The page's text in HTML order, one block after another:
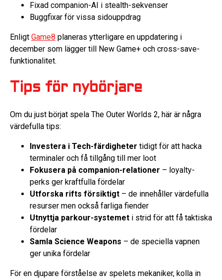
Fixad companion-AI i stealth-sekvenser
Buggfixar för vissa sidouppdrag
Enligt Game8 planeras ytterligare en uppdatering i
december som lägger till New Game+ och cross-save-
funktionalitet.
Tips för nybörjare
Om du just börjat spela The Outer Worlds 2, här är några
värdefulla tips:
Investera i Tech-färdigheter tidigt för att hacka
terminaler och få tillgång till mer loot
Fokusera på companion-relationer – loyalty-
perks ger kraftfulla fördelar
Utforska rifts försiktigt – de innehåller värdefulla
resurser men också farliga fiender
Utnyttja parkour-systemet i strid för att få taktiska
fördelar
Samla Science Weapons – de speciella vapnen
ger unika fördelar
För en djupare förståelse av spelets mekaniker, kolla in